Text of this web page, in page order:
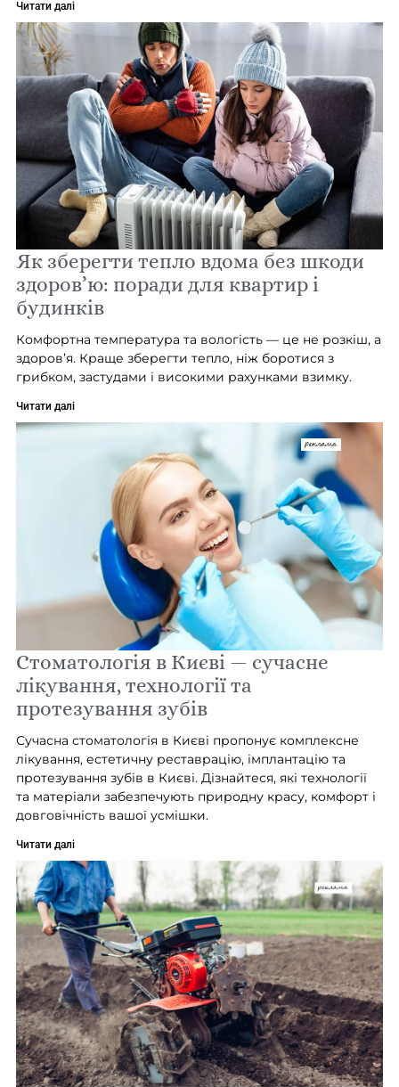
Читати далі
Як зберегти тепло вдома без шкоди
здоров’ю: поради для квартир і
будинків
Комфортна температура та вологість — це не розкіш, а
здоров’я. Краще зберегти тепло, ніж боротися з
грибком, застудами і високими рахунками взимку.
Читати далі
Стоматологія в Києві — сучасне
лікування, технології та
протезування зубів
Сучасна стоматологія в Києві пропонує комплексне
лікування, естетичну реставрацію, імплантацію та
протезування зубів в Києві. Дізнайтеся, які технології
та матеріали забезпечують природну красу, комфорт і
довговічність вашої усмішки.
Читати далі